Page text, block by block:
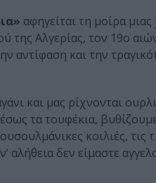
αφηγείται τη μοίρα
της Αλγερίας, τον 19ο
αντίφαση και την
και μας ρίχνονται
τα τουφέκια,
κοιλιές,
αλήθεια δεν είμαστε